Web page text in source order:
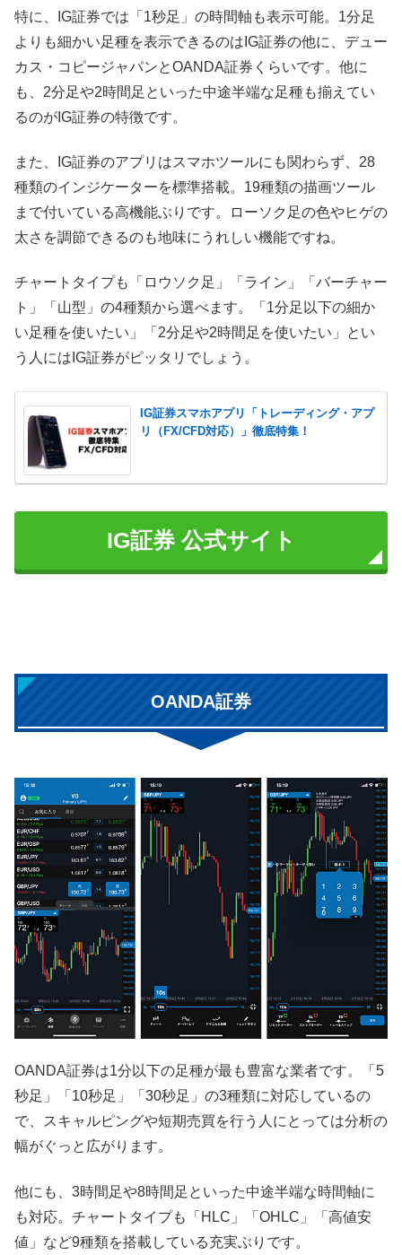
特に、IG証券では「1秒足」の時間軸も表示可能。1分足
よりも細かい足種を表示できるのはIG証券の他に、デュー
カス・コピージャパンとOANDA証券くらいです。他に
も、2分足や2時間足といった中途半端な足種も揃えてい
るのがIG証券の特徴です。
また、IG証券のアプリはスマホツールにも関わらず、28
種類のインジケーターを標準搭載。19種類の描画ツール
まで付いている高機能ぶりです。ローソク足の色やヒゲの
太さを調節できるのも地味にうれしい機能ですね。
チャートタイプも「ロウソク足」「ライン」「バーチャー
ト」「山型」の4種類から選べます。「1分足以下の細か
い足種を使いたい」「2分足や2時間足を使いたい」とい
う人にはIG証券がピッタリでしょう。
IG証券スマホアプリ「トレーディング・アプ
リ（FX/CFD対応）」徹底特集！
IG証券 公式サイト
OANDA証券
OANDA証券は1分以下の足種が最も豊富な業者です。「5
秒足」「10秒足」「30秒足」の3種類に対応しているの
で、スキャルピングや短期売買を行う人にとっては分析の
幅がぐっと広がります。
他にも、3時間足や8時間足といった中途半端な時間軸に
も対応。チャートタイプも「HLC」「OHLC」「高値安
値」など9種類を搭載している充実ぶりです。